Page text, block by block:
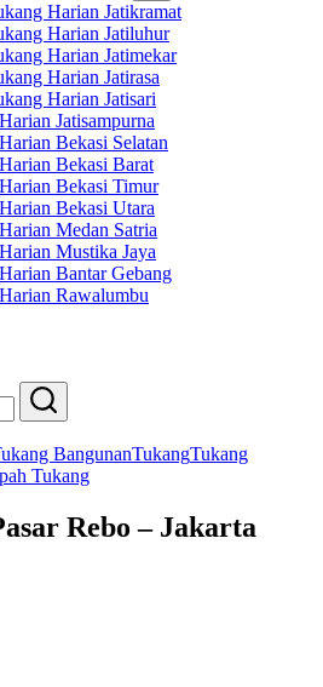
Harian Jatikramat
Harian Jatiluhur
Harian Jatimekar
Harian Jatirasa
Harian Jatisari
Jatisampurna
Bekasi Selatan
Bekasi Barat
Bekasi Timur
Bekasi Utara
Medan Satria
Mustika Jaya
Bantar Gebang
Rawalumbu
Search
BangunanTukangTukang
Tukang
Rebo – Jakarta